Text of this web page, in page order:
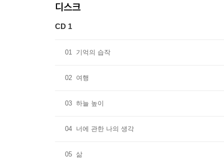
디스크
CD 1
01 기억의 습작
02 여행
03 하늘 높이
04 너에 관한 나의 생각
05 삶